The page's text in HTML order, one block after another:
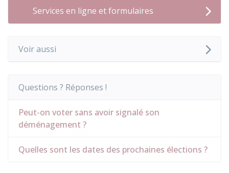
Services en ligne et formulaires
Voir aussi
Questions ? Réponses !
Peut-on voter sans avoir signalé son
déménagement ?
Quelles sont les dates des prochaines élections ?